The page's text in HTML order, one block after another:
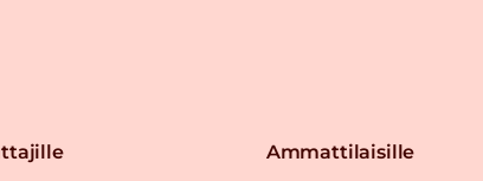
Ammattilaisille